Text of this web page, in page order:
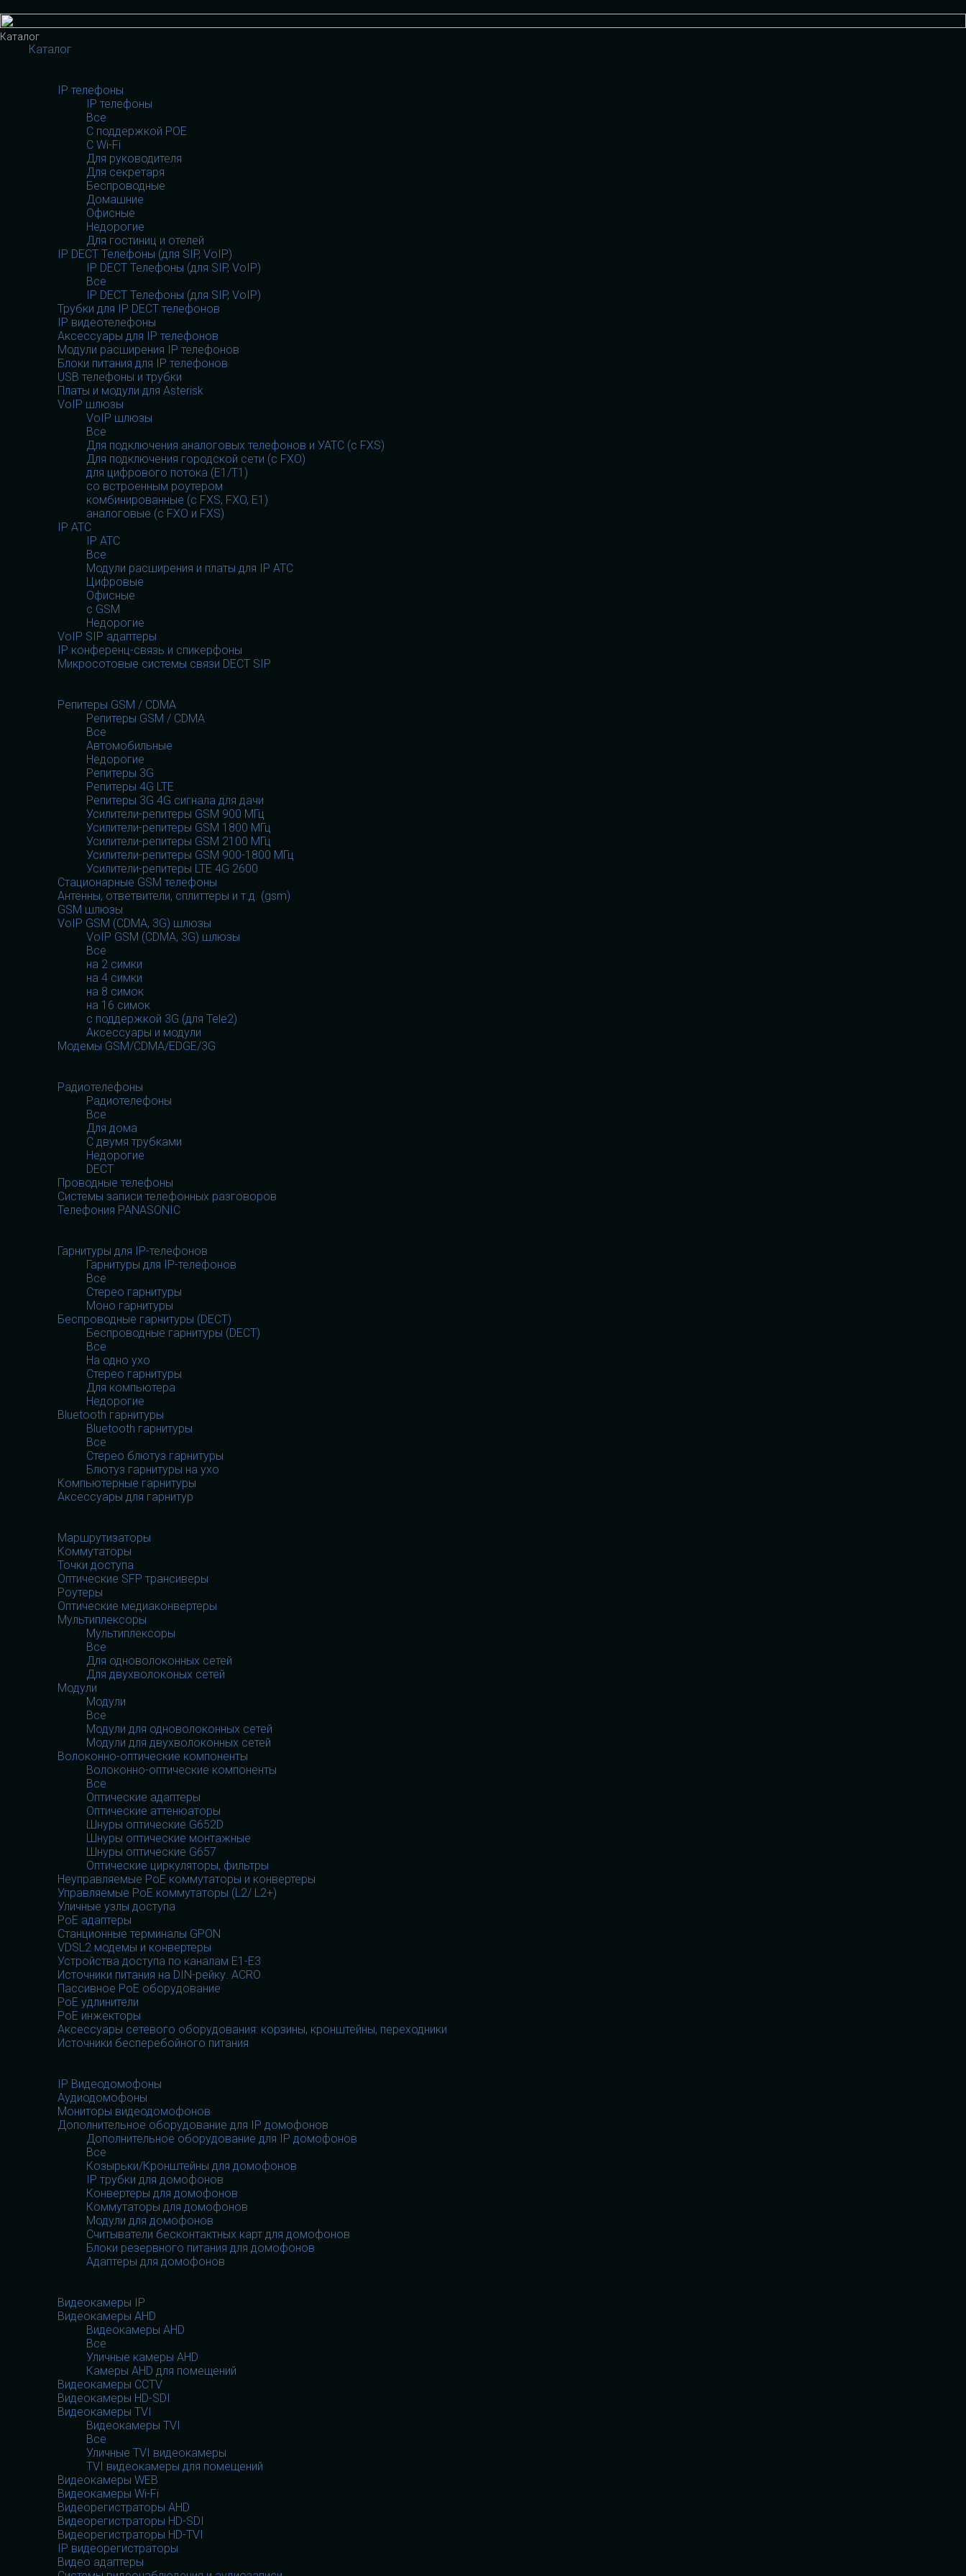
Каталог
Каталог
IP телефоны
IP телефоны
Все
С поддержкой POE
C Wi-Fi
Для руководителя
Для секретаря
Беспроводные
Домашние
Офисные
Недорогие
Для гостиниц и отелей
IP DECT Телефоны (для SIP, VoIP)
IP DECT Телефоны (для SIP, VoIP)
Все
IP DECT Телефоны (для SIP, VoIP)
Трубки для IP DECT телефонов
IP видеотелефоны
Аксессуары для IP телефонов
Модули расширения IP телефонов
Блоки питания для IP телефонов
USB телефоны и трубки
Платы и модули для Asterisk
VoIP шлюзы
VoIP шлюзы
Все
Для подключения аналоговых телефонов и УАТС (с FXS)
Для подключения городской сети (с FXO)
для цифрового потока (E1/T1)
со встроенным роутером
комбинированные (c FXS, FXO, E1)
аналоговые (с FXO и FXS)
IP АТС
IP АТС
Все
Модули расширения и платы для IP АТС
Цифровые
Офисные
с GSM
Недорогие
VoIP SIP адаптеры
IP конференц-связь и спикерфоны
Микросотовые системы связи DECT SIP
Репитеры GSM / CDMA
Репитеры GSM / CDMA
Все
Автомобильные
Недорогие
Репитеры 3G
Репитеры 4G LTE
Репитеры 3G 4G сигнала для дачи
Усилители-репитеры GSM 900 МГц
Усилители-репитеры GSM 1800 МГц
Усилители-репитеры GSM 2100 МГц
Усилители-репитеры GSM 900-1800 МГц
Усилители-репитеры LTE 4G 2600
Стационарные GSM телефоны
Антенны, ответвители, сплиттеры и т.д. (gsm)
GSM шлюзы
VoIP GSM (CDMA, 3G) шлюзы
VoIP GSM (CDMA, 3G) шлюзы
Все
на 2 симки
на 4 симки
на 8 симок
на 16 симок
с поддержкой 3G (для Tele2)
Аксессуары и модули
Модемы GSM/CDMA/EDGE/3G
Радиотелефоны
Радиотелефоны
Все
Для дома
С двумя трубками
Недорогие
DECT
Проводные телефоны
Системы записи телефонных разговоров
Телефония PANASONIC
Гарнитуры для IP-телефонов
Гарнитуры для IP-телефонов
Все
Стерео гарнитуры
Моно гарнитуры
Беспроводные гарнитуры (DECT)
Беспроводные гарнитуры (DECT)
Все
На одно ухо
Стерео гарнитуры
Для компьютера
Недорогие
Bluetooth гарнитуры
Bluetooth гарнитуры
Все
Стерео блютуз гарнитуры
Блютуз гарнитуры на ухо
Компьютерные гарнитуры
Аксессуары для гарнитур
Маршрутизаторы
Коммутаторы
Точки доступа
Оптические SFP трансиверы
Роутеры
Оптические медиаконвертеры
Мультиплексоры
Мультиплексоры
Все
Для одноволоконных сетей
Для двухволоконых сетей
Модули
Модули
Все
Модули для одноволоконных сетей
Модули для двухволоконных сетей
Волоконно-оптические компоненты
Волоконно-оптические компоненты
Все
Оптические адаптеры
Оптические аттенюаторы
Шнуры оптические G652D
Шнуры оптические монтажные
Шнуры оптические G657
Оптические циркуляторы, фильтры
Неуправляемые PoE коммутаторы и конвертеры
Управляемые PoE коммутаторы (L2/ L2+)
Уличные узлы доступа
PoE адаптеры
Станционные терминалы GPON
VDSL2 модемы и конвертеры
Устройства доступа по каналам E1-E3
Источники питания на DIN-рейку. ACRO
Пассивное PoE оборудование
PoE удлинители
PoE инжекторы
Аксессуары сетевого оборудования: корзины, кронштейны, переходники
Источники бесперебойного питания
IP Видеодомофоны
Аудиодомофоны
Мониторы видеодомофонов
Дополнительное оборудование для IP домофонов
Дополнительное оборудование для IP домофонов
Все
Козырьки/Кронштейны для домофонов
IP трубки для домофонов
Конвертеры для домофонов
Коммутаторы для домофонов
Модули для домофонов
Считыватели бесконтактных карт для домофонов
Блоки резервного питания для домофонов
Адаптеры для домофонов
Видеокамеры IP
Видеокамеры AHD
Видеокамеры AHD
Все
Уличные камеры AHD
Камеры AHD для помещений
Видеокамеры CCTV
Видеокамеры HD-SDI
Видеокамеры TVI
Видеокамеры TVI
Все
Уличные TVI видеокамеры
TVI видеокамеры для помещений
Видеокамеры WEB
Видеокамеры Wi-Fi
Видеорегистраторы AHD
Видеорегистраторы HD-SDI
Видеорегистраторы HD-TVI
IP видеорегистраторы
Видео адаптеры